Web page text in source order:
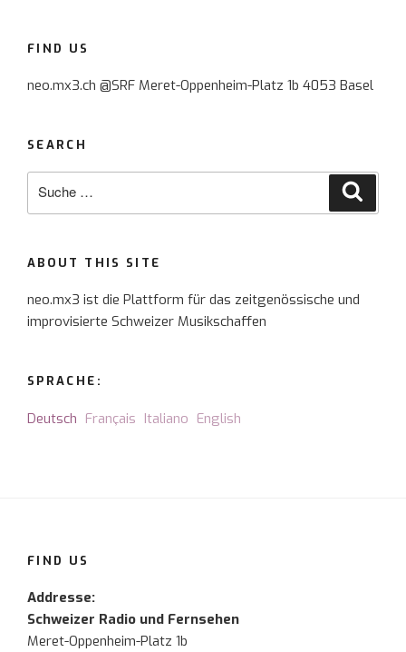
FIND US
neo.mx3.ch @SRF Meret-Oppenheim-Platz 1b 4053 Basel
SEARCH
ABOUT THIS SITE
neo.mx3 ist die Plattform für das zeitgenössische und
improvisierte Schweizer Musikschaffen
SPRACHE:
Deutsch Français Italiano English
FIND US
Addresse:
Schweizer Radio und Fernsehen
Meret-Oppenheim-Platz 1b